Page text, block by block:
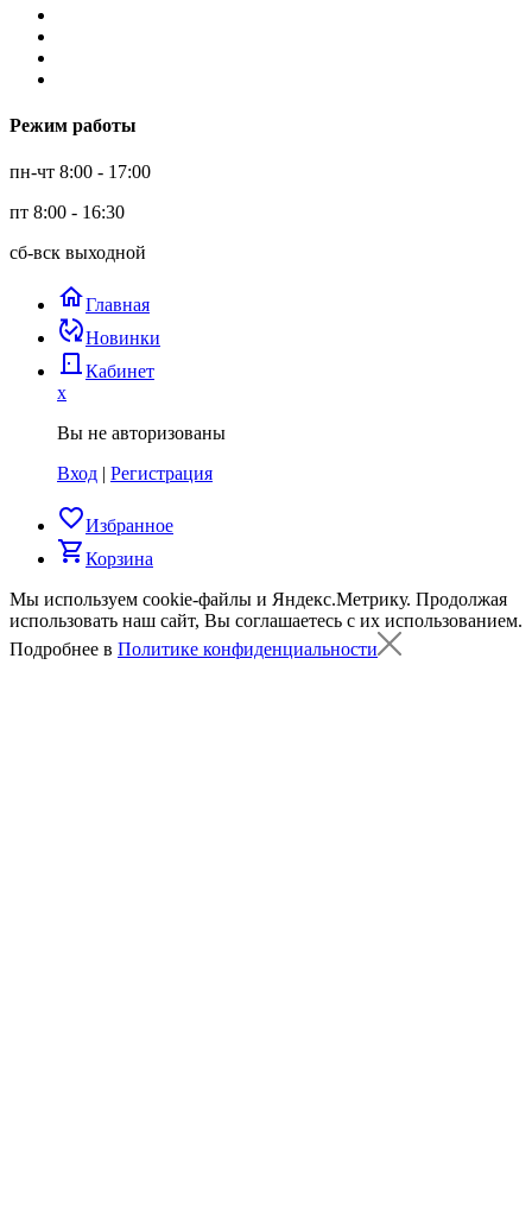
Режим работы
пн-чт 8:00 - 17:00
пт 8:00 - 16:30
сб-вск выходной
homeГлавная
published_with_changesНовинки
door_back Кабинет
x
Вы не авторизованы
Вход | Регистрация
favorite_borderИзбранное
shopping_cartКорзина
Мы используем cookie-файлы и Яндекс.Метрику. Продолжая
использовать наш сайт, Вы соглашаетесь с их использованием.
Подробнее в Политике конфиденциальности